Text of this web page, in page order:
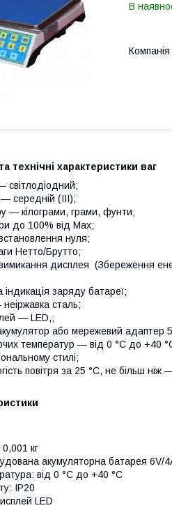
В
технічні характеристики ваг
світлодіодний;
— середній (III);
— кілограми, грами, фунти;
до 100% від Max;
нуля;
Нетто/Брутто;
дисплея (Збереження
індикація заряду батареї;
сталь;
— LED,;
або мережевий адаптер
температур — від 0 °C до
стилі;
повітря за 25 °C, не більш ніж
0,001 кг
акумуляторна батарея 6V/
від 0 °C до +40 °C
IP20
LED